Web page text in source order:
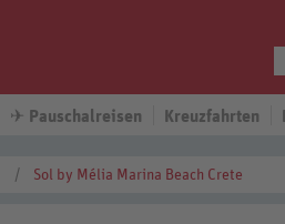
✈ Pauschalreisen Kreuzfahrten
Sol by Mélia Marina Beach Crete